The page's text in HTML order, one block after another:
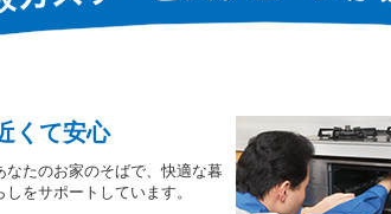
くて安心
なたのお家のそばで、快適な暮
しをサポートしています。